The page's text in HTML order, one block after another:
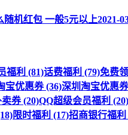
机红包 一般5元以上2021-
福利 (81)话费福利 (79)免费
宝优惠券 (36)深圳淘宝优惠
券 (20)QQ超级会员福利 (20)
限时福利 (17)招商银行福利